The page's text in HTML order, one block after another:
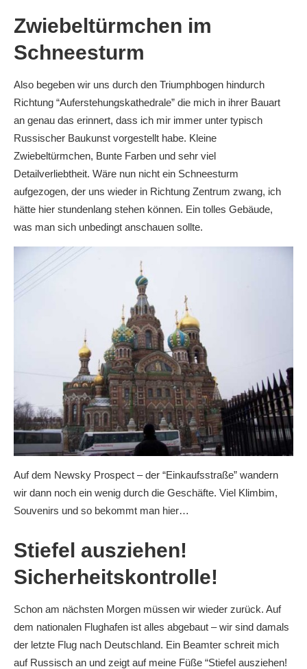
Zwiebeltürmchen im
Schneesturm
Also begeben wir uns durch den Triumphbogen hindurch
Richtung “Auferstehungskathedrale” die mich in ihrer Bauart
an genau das erinnert, dass ich mir immer unter typisch
Russischer Baukunst vorgestellt habe. Kleine
Zwiebeltürmchen, Bunte Farben und sehr viel
Detailverliebtheit. Wäre nun nicht ein Schneesturm
aufgezogen, der uns wieder in Richtung Zentrum zwang, ich
hätte hier stundenlang stehen können. Ein tolles Gebäude,
was man sich unbedingt anschauen sollte.
Auf dem Newsky Prospect – der “Einkaufsstraße” wandern
wir dann noch ein wenig durch die Geschäfte. Viel Klimbim,
Souvenirs und so bekommt man hier…
Stiefel ausziehen!
Sicherheitskontrolle!
Schon am nächsten Morgen müssen wir wieder zurück. Auf
dem nationalen Flughafen ist alles abgebaut – wir sind damals
der letzte Flug nach Deutschland. Ein Beamter schreit mich
auf Russisch an und zeigt auf meine Füße “Stiefel ausziehen!